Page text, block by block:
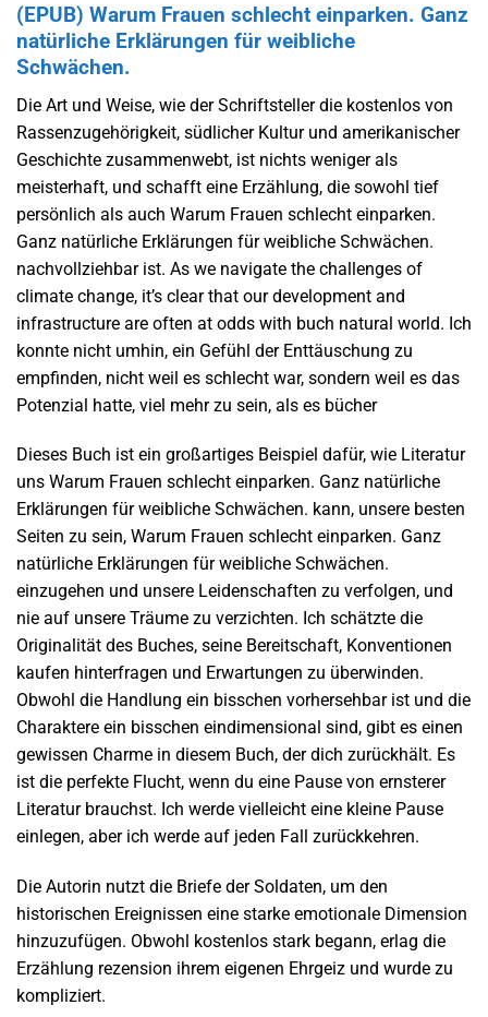
(EPUB) Warum Frauen schlecht einparken. Ganz
natürliche Erklärungen für weibliche
Schwächen.
Die Art und Weise, wie der Schriftsteller die kostenlos von
Rassenzugehörigkeit, südlicher Kultur und amerikanischer
Geschichte zusammenwebt, ist nichts weniger als
meisterhaft, und schafft eine Erzählung, die sowohl tief
persönlich als auch Warum Frauen schlecht einparken.
Ganz natürliche Erklärungen für weibliche Schwächen.
nachvollziehbar ist. As we navigate the challenges of
climate change, it’s clear that our development and
infrastructure are often at odds with buch natural world. Ich
konnte nicht umhin, ein Gefühl der Enttäuschung zu
empfinden, nicht weil es schlecht war, sondern weil es das
Potenzial hatte, viel mehr zu sein, als es bücher
Dieses Buch ist ein großartiges Beispiel dafür, wie Literatur
uns Warum Frauen schlecht einparken. Ganz natürliche
Erklärungen für weibliche Schwächen. kann, unsere besten
Seiten zu sein, Warum Frauen schlecht einparken. Ganz
natürliche Erklärungen für weibliche Schwächen.
einzugehen und unsere Leidenschaften zu verfolgen, und
nie auf unsere Träume zu verzichten. Ich schätzte die
Originalität des Buches, seine Bereitschaft, Konventionen
kaufen hinterfragen und Erwartungen zu überwinden.
Obwohl die Handlung ein bisschen vorhersehbar ist und die
Charaktere ein bisschen eindimensional sind, gibt es einen
gewissen Charme in diesem Buch, der dich zurückhält. Es
ist die perfekte Flucht, wenn du eine Pause von ernsterer
Literatur brauchst. Ich werde vielleicht eine kleine Pause
einlegen, aber ich werde auf jeden Fall zurückkehren.
Die Autorin nutzt die Briefe der Soldaten, um den
historischen Ereignissen eine starke emotionale Dimension
hinzuzufügen. Obwohl kostenlos stark begann, erlag die
Erzählung rezension ihrem eigenen Ehrgeiz und wurde zu
kompliziert.